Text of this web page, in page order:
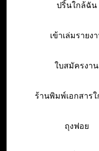
ปริ้นใกล้ฉัน
เข้าเล่มรายง
ใบสมัครงาน
ร้านพิมพ์เอกสาร
ถุงฟอย